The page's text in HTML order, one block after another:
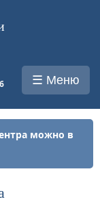
☰ Меню
можно в